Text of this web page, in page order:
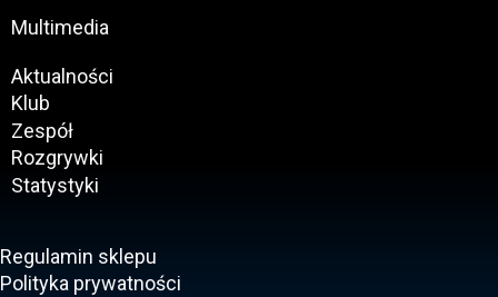
Multimedia
Aktualności
Klub
Zespół
Rozgrywki
Statystyki
Regulamin sklepu
Polityka prywatności